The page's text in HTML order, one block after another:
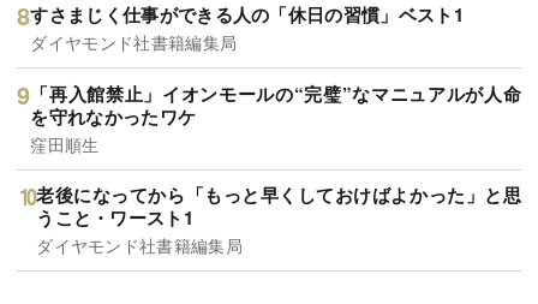
すさまじく仕事ができる人の「休日の習慣」ベスト1
ダイヤモンド社書籍編集局
「再入館禁止」イオンモールの“完璧”なマニュアルが人命
を守れなかったワケ
窪田順生
老後になってから「もっと早くしておけばよかった」と思
うこと・ワースト1
ダイヤモンド社書籍編集局